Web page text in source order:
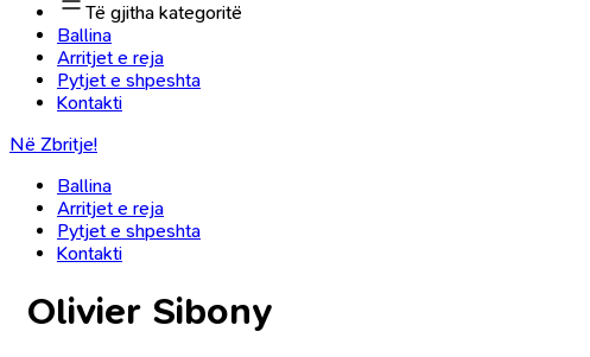
Të gjitha kategoritë
Ballina
Arritjet e reja
Pytjet e shpeshta
Kontakti
Në Zbritje!
Ballina
Arritjet e reja
Pytjet e shpeshta
Kontakti
Olivier Sibony